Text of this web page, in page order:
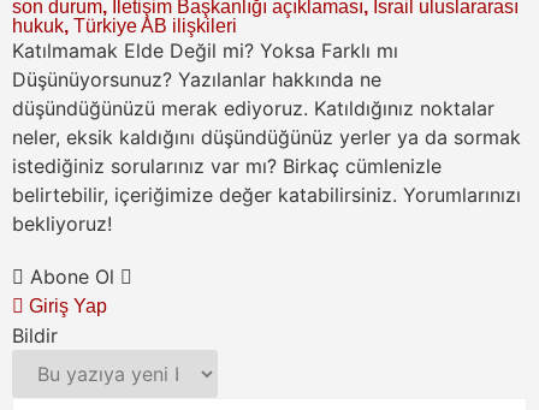
son durum, İletişim Başkanlığı açıklaması, İsrail uluslararası
hukuk, Türkiye AB ilişkileri
Katılmamak Elde Değil mi? Yoksa Farklı mı
Düşünüyorsunuz? Yazılanlar hakkında ne
düşündüğünüzü merak ediyoruz. Katıldığınız noktalar
neler, eksik kaldığını düşündüğünüz yerler ya da sormak
istediğiniz sorularınız var mı? Birkaç cümlenizle
belirtebilir, içeriğimize değer katabilirsiniz. Yorumlarınızı
bekliyoruz!
Abone Ol
Giriş Yap
Bildir